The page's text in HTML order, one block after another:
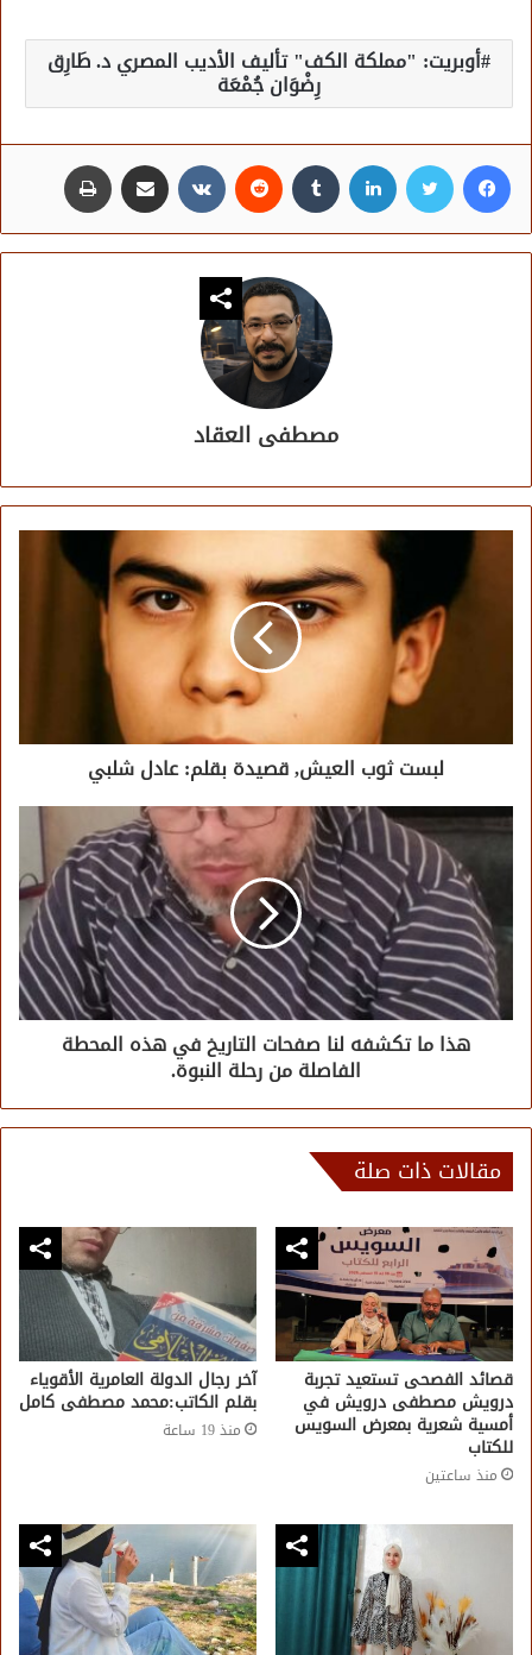
أوبريت: "مملكة الكف" تأليف الأديب المصري د. طَارِق
رِضْوَان جُمْعَة
فيسبوك تويتر لينكدإن مشاركة عبر البريد
مصطفى العقاد
لبست ثوب العيش, قصيدة بقلم: عادل شلبي
هذا ما تكشفه لنا صفحات التاريخ في هذه المحطة
الفاصلة من رحلة النبوة.
مقالات ذات صلة
قصائد الفصحى تستعيد تجربة
درويش مصطفى درويش في
أمسية شعرية بمعرض السويس
للكتاب
منذ ساعتين
آخر رجال الدولة العامرية الأقوياء
بقلم الكاتب:محمد مصطفى كامل
منذ 19 ساعة